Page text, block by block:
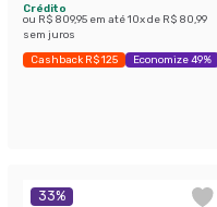
Crédito
ou R$ 809,95 em até10x de R$ 80,99
sem juros
Cashback R$ 125 Economize 49%
33%